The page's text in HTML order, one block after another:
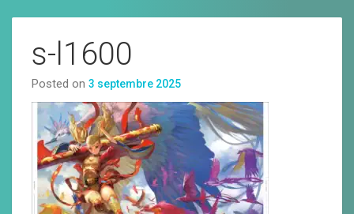
s-l1600
Posted on 3 septembre 2025